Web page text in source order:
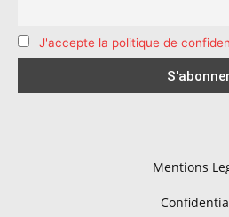
J'accepte la politique de
Mentions